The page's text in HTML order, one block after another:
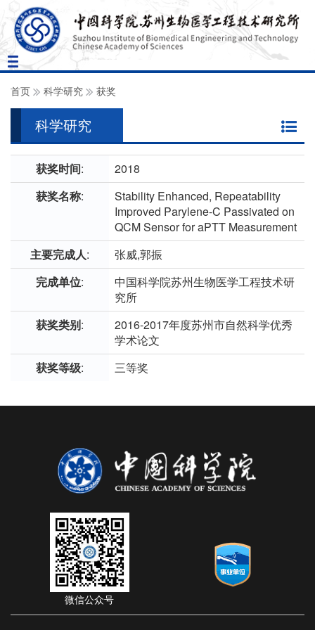
Toggle
navigation
首页 科学研究 获奖
科学研究
获奖时间:
2018
获奖名称:
Stability Enhanced, Repeatability
Improved Parylene-C Passivated on
QCM Sensor for aPTT Measurement
主要完成人:
张威,郭振
完成单位:
中国科学院苏州生物医学工程技术研
究所
获奖类别:
2016-2017年度苏州市自然科学优秀
学术论文
获奖等级: 三等奖
微信公众号